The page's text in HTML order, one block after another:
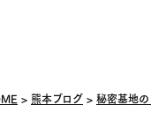
熊本ブログ 秘密基地